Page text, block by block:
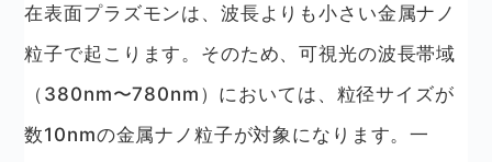
在表面プラズモンは、波長よりも小さい金属ナノ
粒子で起こります。そのため、可視光の波長帯域
（380nm〜780nm）においては、粒径サイズが
数10nmの金属ナノ粒子が対象になります。一